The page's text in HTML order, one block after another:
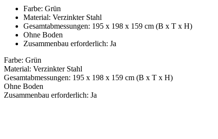
Farbe: Grün
Material: Verzinkter Stahl
Gesamtabmessungen: 195 x 198 x 159 cm (B x T x H)
Ohne Boden
Zusammenbau erforderlich: Ja
Farbe: Grün
Material: Verzinkter Stahl
Gesamtabmessungen: 195 x 198 x 159 cm (B x T x H)
Ohne Boden
Zusammenbau erforderlich: Ja